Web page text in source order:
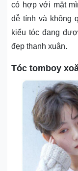
có hợp với mặt
dễ tính và không
kiểu tóc đang
đẹp thanh xuân.
Tóc tomboy